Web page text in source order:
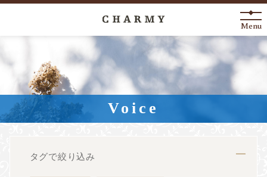
New Arrival
About
Engagement Ring
Menu
Voice
タグで絞り込み